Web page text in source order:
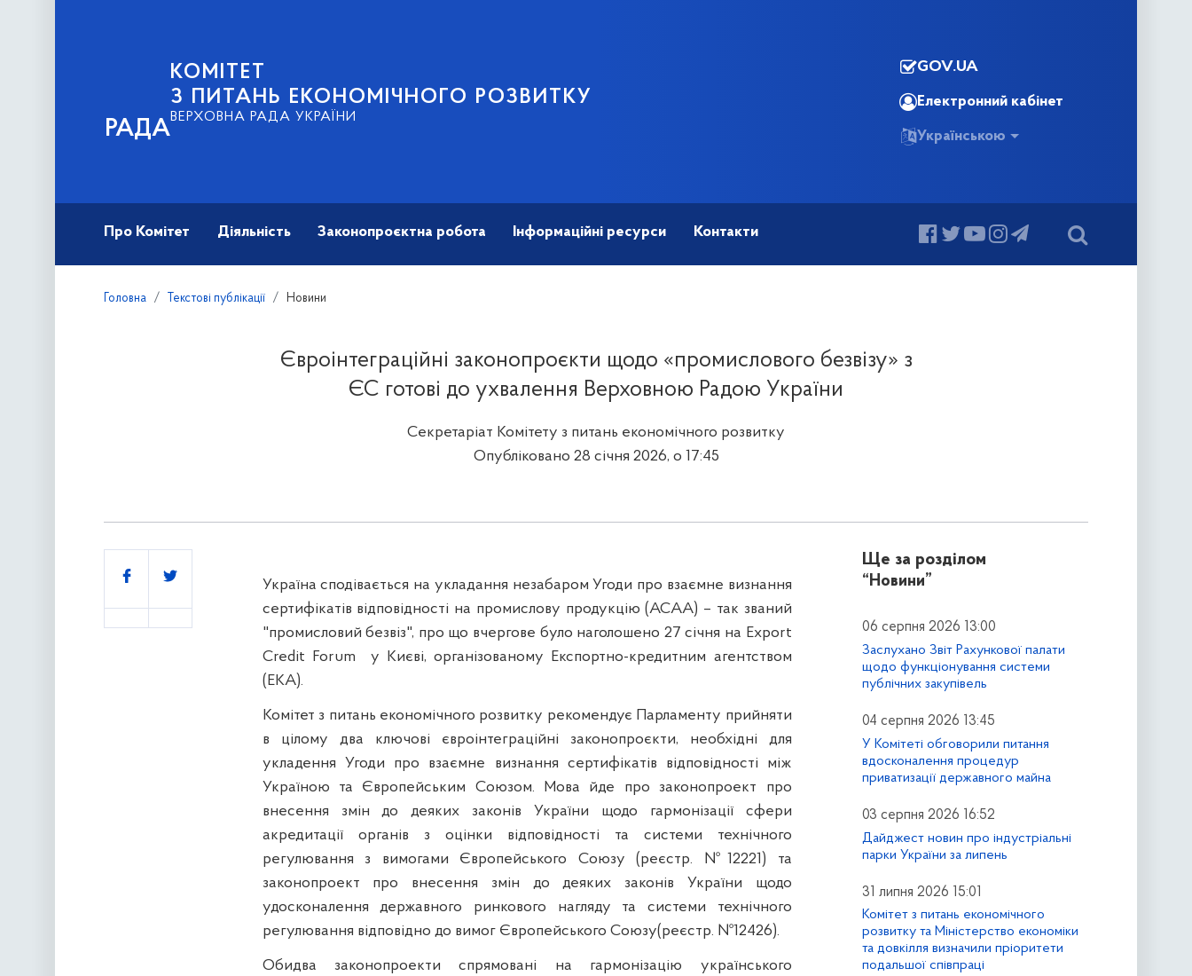
РАДА
КОМІТЕТ
З ПИТАНЬ ЕКОНОМІЧНОГО РОЗВИТКУ
ВЕРХОВНА РАДА УКРАЇНИ
GOV.UA
Електронний кабінет
Українською
Про Комітет Діяльність Законопроєктна робота Інформаційні ресурси Контакти
Головна Текстові публікації Новини
Євроінтеграційні законопроєкти щодо «промислового безвізу» з
ЄС готові до ухвалення Верховною Радою України
Секретаріат Комітету з питань економічного розвитку
Опубліковано 28 січня 2026, о 17:45
Україна сподівається на укладання незабаром Угоди про взаємне визнання
сертифікатів відповідності на промислову продукцію (ACAA) – так званий
"промисловий безвіз", про що вчергове було наголошено 27 січня на Export
Credit Forum
у Києві, організованому Експортно-кредитним агентством
(ЕКА).
Комітет з питань економічного розвитку рекомендує Парламенту прийняти
в цілому два ключові євроінтеграційні законопроєкти, необхідні для
укладення Угоди про взаємне визнання сертифікатів відповідності між
Україною та Європейським Союзом. Мова йде про законопроект про
внесення змін до деяких законів України щодо гармонізації сфери
акредитації органів з оцінки відповідності та системи технічного
регулювання з вимогами Європейського Союзу (реєстр. №12221) та
законопроект про внесення змін до деяких законів України щодо
удосконалення державного ринкового нагляду та системи технічного
регулювання відповідно до вимог Європейського Союзу(реєстр. №12426).
Обидва законопроекти спрямовані на гармонізацію українського
Поділитись
Ще за розділом
“Новини”
06 серпня 2026 13:00
Заслухано Звіт Рахункової палати
щодо функціонування системи
публічних закупівель
04 серпня 2026 13:45
У Комітеті обговорили питання
вдосконалення процедур
приватизації державного майна
03 серпня 2026 16:52
Дайджест новин про індустріальні
парки України за липень
31 липня 2026 15:01
Комітет з питань економічного
розвитку та Міністерство економіки
та довкілля визначили пріоритети
подальшої співпраці